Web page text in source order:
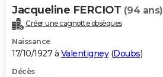
Jacqueline FERCIOT (94 ans)
Créer une cagnotte obsèques
Naissance
17/10/1927 à Valentigney(Doubs)
Décès